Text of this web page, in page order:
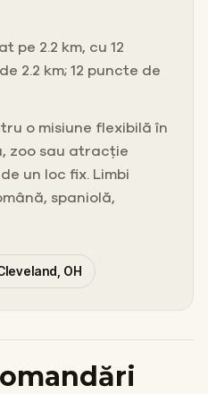
pe 2.2 km, cu 12
2.2 km; 12 puncte de
o misiune flexibilă în
zoo sau atracție
un loc fix. Limbi
spaniolă,
OH